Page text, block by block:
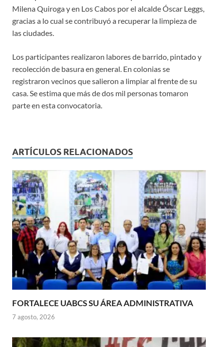
Milena Quiroga y en Los Cabos por el alcalde Óscar Leggs,
gracias a lo cual se contribuyó a recuperar la limpieza de
las ciudades.
Los participantes realizaron labores de barrido, pintado y
recolección de basura en general. En colonias se
registraron vecinos que salieron a limpiar al frente de su
casa. Se estima que más de dos mil personas tomaron
parte en esta convocatoria.
ARTÍCULOS RELACIONADOS
FORTALECE UABCS SU ÁREA ADMINISTRATIVA
7 agosto, 2026